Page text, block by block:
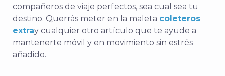
compañeros de viaje perfectos, sea cual sea tu
destino. Querrás meter en la maleta coleteros
extray cualquier otro artículo que te ayude a
mantenerte móvil y en movimiento sin estrés
añadido.